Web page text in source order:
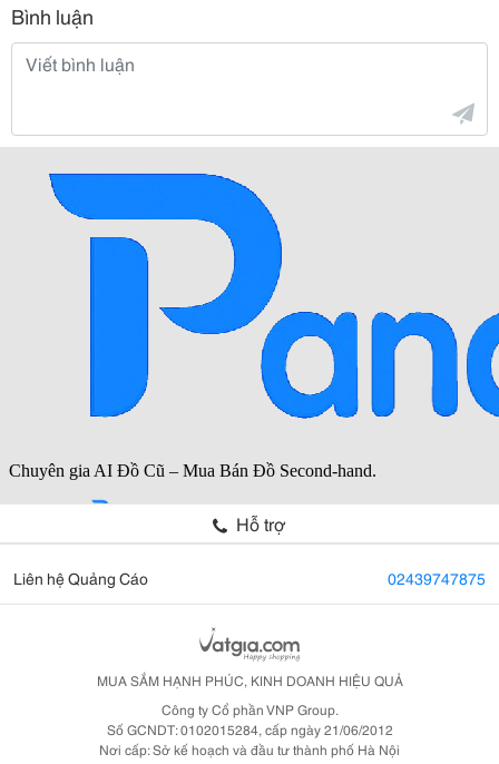
Bình luận
Hỗ trợ
Liên hệ Quảng Cáo 02439747875
MUA SẮM HẠNH PHÚC, KINH DOANH HIỆU QUẢ
Công ty Cổ phần VNP Group.
Số GCNDT: 0102015284, cấp ngày 21/06/2012
Nơi cấp: Sở kế hoạch và đầu tư thành phố Hà Nội